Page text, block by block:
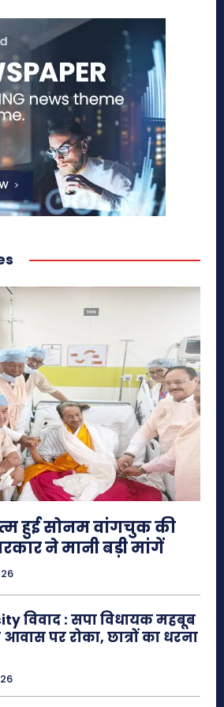
हुई सोनम वांगचुक की
ने मानी बड़ी मांगें
विवाद : सपा विधायक महबूब
पर रोका, छात्रों का धरना